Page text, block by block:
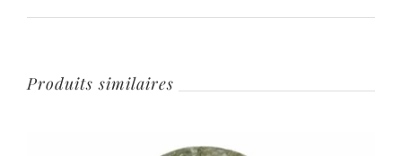
Produits similaires